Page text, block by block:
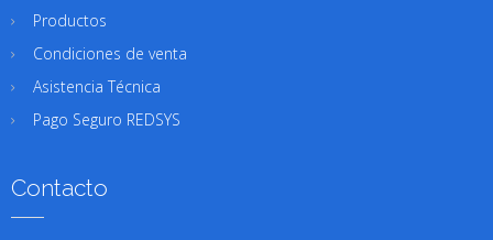
Productos
Condiciones de venta
Asistencia Técnica
Pago Seguro REDSYS
Contacto